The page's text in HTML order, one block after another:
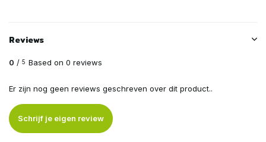
Reviews
0 / 5 Based on 0 reviews
Er zijn nog geen reviews geschreven over dit product..
Schrijf je eigen review